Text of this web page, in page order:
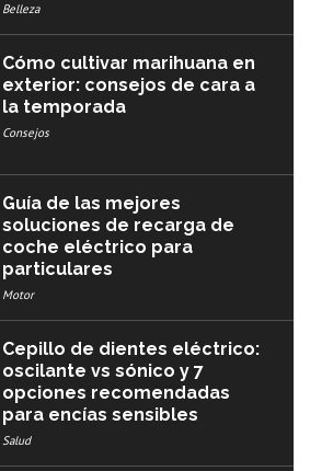
Belleza
Cómo cultivar marihuana en
exterior: consejos de cara a
la temporada
Consejos
Guía de las mejores
soluciones de recarga de
coche eléctrico para
particulares
Motor
Cepillo de dientes eléctrico:
oscilante vs sónico y 7
opciones recomendadas
para encías sensibles
Salud